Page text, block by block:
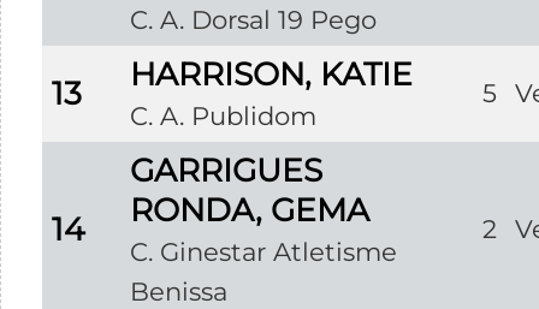
C. A. Dorsal 19 Pego
13 HARRISON, KATIE
C. A. Publidom
5
14
GARRIGUES
RONDA, GEMA
C. Ginestar Atletisme
Benissa
2